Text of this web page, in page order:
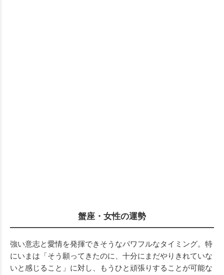
蟹座・女性の運勢
強い意志と愛情を発揮できそうなパワフルなタイミング。特
にいまは「そう願ってきたのに、十分にまだやりきれていな
いと感じること」に対し、もうひと頑張りすることが可能な